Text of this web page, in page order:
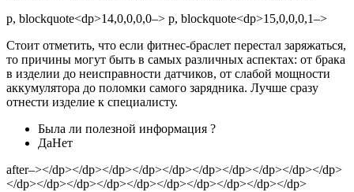
p, blockquote<dp>14,0,0,0,0–> p, blockquote<dp>15,0,0,0,1–>
Стоит отметить, что если фитнес-браслет перестал заряжаться,
то причины могут быть в самых различных аспектах: от брака
в изделии до неисправности датчиков, от слабой мощности
аккумулятора до поломки самого зарядника. Лучше сразу
отнести изделие к специалисту.
Была ли полезной информация ?
ДаНет
after–></dp></dp></dp></dp></dp></dp></dp></dp></dp></dp>
</dp></dp></dp></dp></dp></dp></dp></dp></dp></dp>